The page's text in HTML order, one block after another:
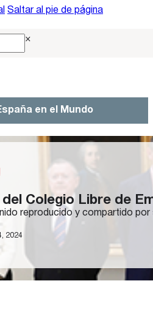
Saltar al pie de página
×
en el Mundo
del Colegio Libre de
reproducido y compartido
2024